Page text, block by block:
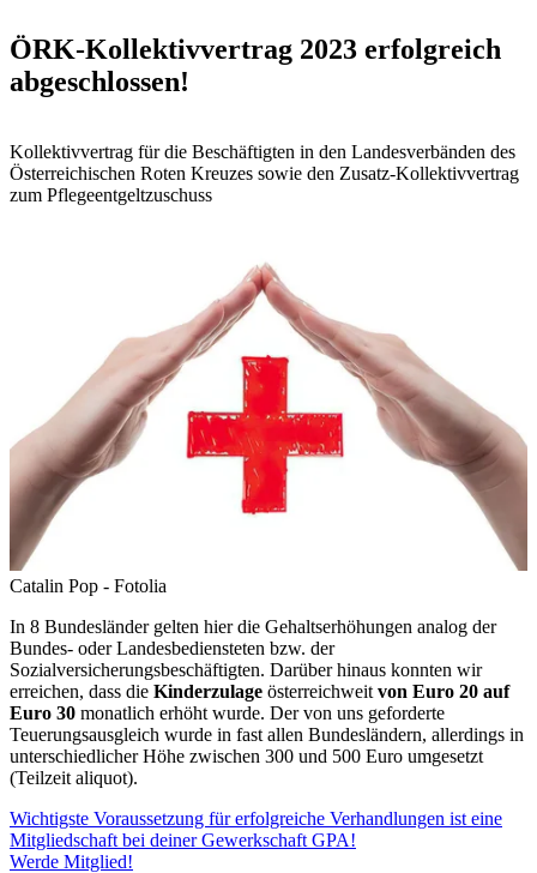
ÖRK-Kollektivvertrag 2023 erfolgreich
abgeschlossen!
Kollektivvertrag für die Beschäftigten in den Landesverbänden des
Österreichischen Roten Kreuzes sowie den Zusatz-Kollektivvertrag
zum Pflegeentgeltzuschuss
Catalin Pop - Fotolia
In 8 Bundesländer gelten hier die Gehaltserhöhungen analog der
Bundes- oder Landesbediensteten bzw. der
Sozialversicherungsbeschäftigten. Darüber hinaus konnten wir
erreichen, dass die Kinderzulage österreichweit von Euro 20 auf
Euro 30 monatlich erhöht wurde. Der von uns geforderte
Teuerungsausgleich wurde in fast allen Bundesländern, allerdings in
unterschiedlicher Höhe zwischen 300 und 500 Euro umgesetzt
(Teilzeit aliquot).
Wichtigste Voraussetzung für erfolgreiche Verhandlungen ist eine
Mitgliedschaft bei deiner Gewerkschaft GPA!
Werde Mitglied!